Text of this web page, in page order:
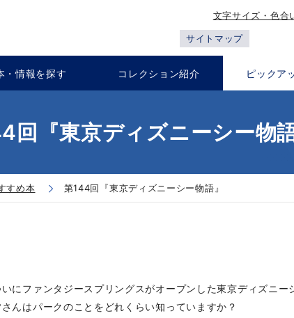
文字サイズ・色合
サイトマップ
・情報を探す コレクション紹介 ピックア
回『東京ディズニーシー物
すめ本 第144回『東京ディズニーシー物語』
にファンタジースプリングスがオープンした東京ディズニー
さんはパークのことをどれくらい知っていますか？